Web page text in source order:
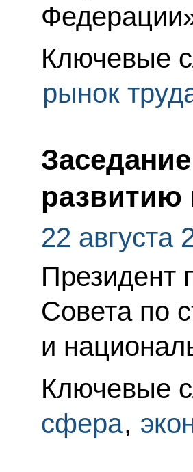
Ключевые
рынок
развитию
22 августа
Президент
Совета по
и
Ключевые
сфера,